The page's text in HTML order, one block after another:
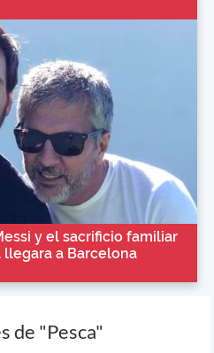
y el sacrificio familiar
llegara a Barcelona
de "Pesca"